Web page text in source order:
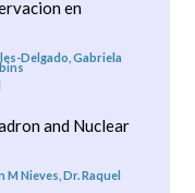
en
Delgado, Gabriela
and Nuclear
Nieves, Dr. Raquel